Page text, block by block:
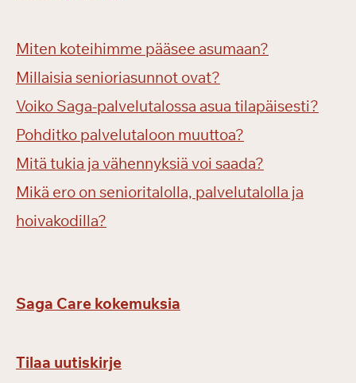
Miten koteihimme pääsee asumaan?
Millaisia senioriasunnot ovat?
Voiko Saga-palvelutalossa asua tilapäisesti?
Pohditko palvelutaloon muuttoa?
Mitä tukia ja vähennyksiä voi saada?
Mikä ero on senioritalolla, palvelutalolla ja
hoivakodilla?
Saga Care kokemuksia
Tilaa uutiskirje